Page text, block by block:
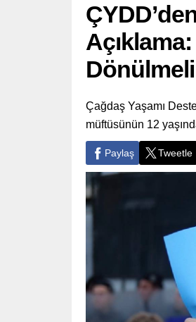
Çağdaş Yaşamı
müftüsünün 12
Paylaş Tweetle